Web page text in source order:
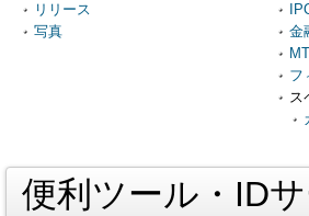
リリース
写真
金
フ
ス
便利ツール・ID